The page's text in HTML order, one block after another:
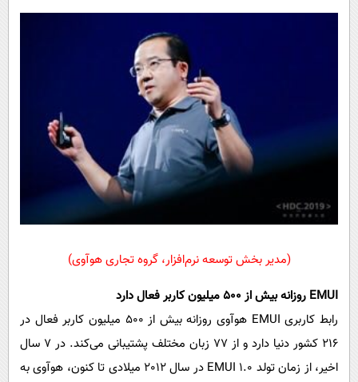
(مدیر بخش توسعه نرم‌افزار، گروه تجاری هوآوی)
EMUI روزانه بیش از 500 میلیون کاربر فعال دارد
رابط کاربری EMUI هوآوی روزانه بیش از 500 میلیون کاربر فعال در
216 کشور دنیا دارد و از 77 زبان مختلف پشتیبانی می‌کند. در 7 سال
اخیر، از زمان تولد EMUI 1.0 در سال 2012 میلادی تا کنون، هوآوی به